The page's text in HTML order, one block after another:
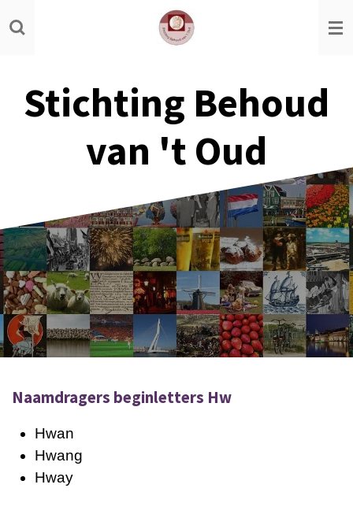
Ga
direct
hoofdinhoud
Stichting Behoud
van 't Oud
Naamdragers beginletters Hw
Hwan
Hwang
Hway